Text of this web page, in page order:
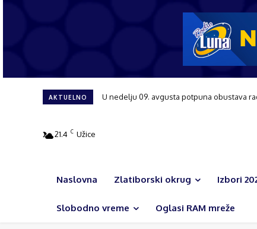
AKTUELNO Tribina posvećena ženama i njihovoj ulozi
21.4 C Užice
Naslovna Zlatiborski okrug Izbori
Slobodno vreme Oglasi RAM mreže